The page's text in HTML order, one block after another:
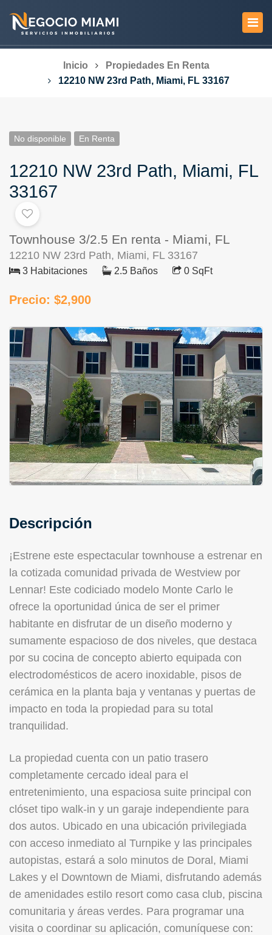
Inicio
Propiedades En Renta
12210 NW 23rd Path, Miami, FL 33167
No disponible En Renta
12210 NW 23rd Path, Miami, FL
33167
Townhouse 3/2.5 En renta - Miami, FL
12210 NW 23rd Path, Miami, FL 33167
3 Habitaciones 2.5 Baños 0 SqFt
Precio: $2,900
Descripción
¡Estrene este espectacular townhouse a estrenar en
la cotizada comunidad privada de Westview por
Lennar! Este codiciado modelo Monte Carlo le
ofrece la oportunidad única de ser el primer
habitante en disfrutar de un diseño moderno y
sumamente espacioso de dos niveles, que destaca
por su cocina de concepto abierto equipada con
electrodomésticos de acero inoxidable, pisos de
cerámica en la planta baja y ventanas y puertas de
impacto en toda la propiedad para su total
tranquilidad.
La propiedad cuenta con un patio trasero
completamente cercado ideal para el
entretenimiento, una espaciosa suite principal con
clóset tipo walk-in y un garaje independiente para
dos autos. Ubicado en una ubicación privilegiada
con acceso inmediato al Turnpike y las principales
autopistas, estará a solo minutos de Doral, Miami
Lakes y el Downtown de Miami, disfrutando además
de amenidades estilo resort como casa club, piscina
comunitaria y áreas verdes. Para programar una
visita o coordinar su aplicación, comuníquese con: